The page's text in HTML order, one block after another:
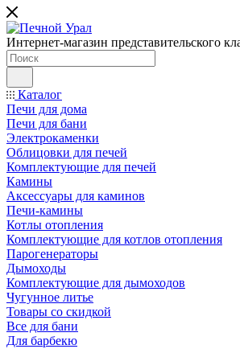
Интернет-магазин представительского
Каталог
Печи для дома
Печи для бани
Электрокаменки
Облицовки для печей
Комплектующие для печей
Камины
Аксессуары для каминов
Печи-камины
Котлы отопления
Комплектующие для котлов отопления
Парогенераторы
Дымоходы
Комплектующие для дымоходов
Чугунное литье
Товары со скидкой
Все для бани
Для барбекю